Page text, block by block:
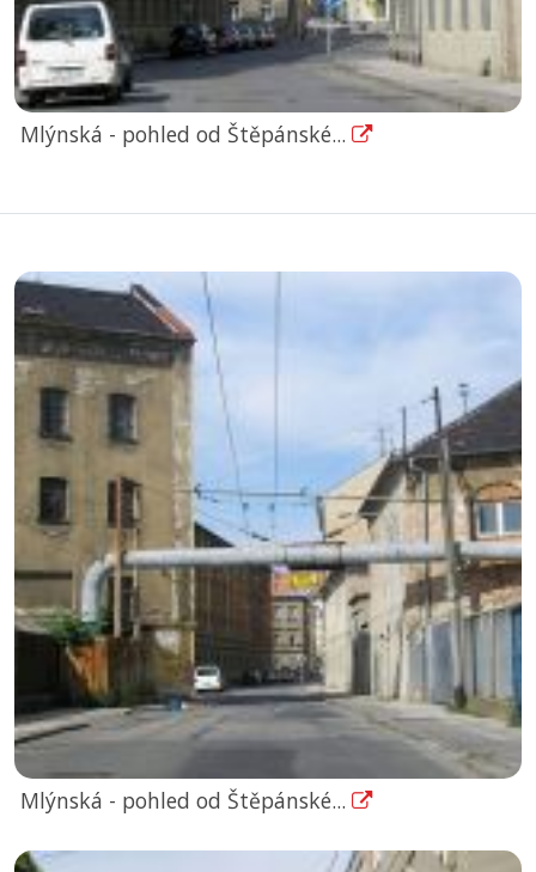
Mlýnská - pohled od Štěpánské...
Mlýnská - pohled od Štěpánské...